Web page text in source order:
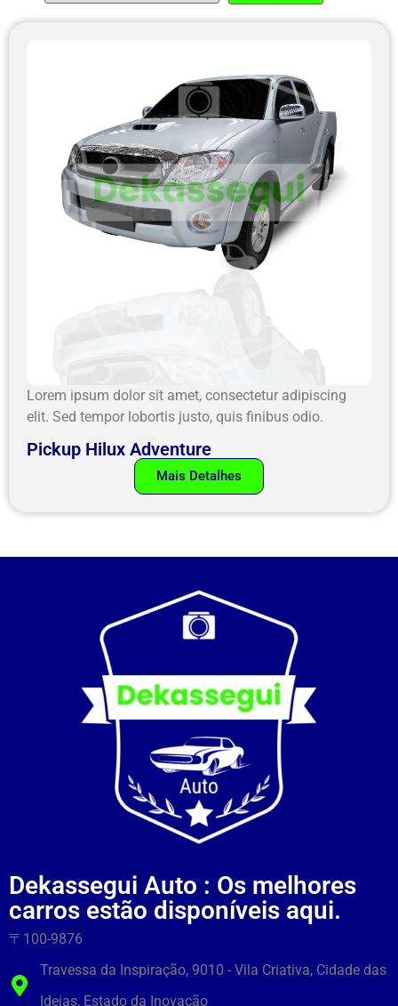
Lorem ipsum dolor sit amet, consectetur adipiscing
elit. Sed tempor lobortis justo, quis finibus odio.
Pickup Hilux Adventure
Mais Detalhes
Dekassegui Auto : Os melhores
carros estão disponíveis aqui.
〒100-9876
Travessa da Inspiração, 9010 - Vila Criativa, Cidade das
Ideias, Estado da Inovação